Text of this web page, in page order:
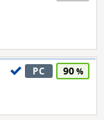
PC 90